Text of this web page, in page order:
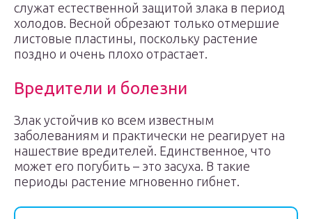
служат естественной защитой злака в период
холодов. Весной обрезают только отмершие
листовые пластины, поскольку растение
поздно и очень плохо отрастает.
Вредители и болезни
Злак устойчив ко всем известным
заболеваниям и практически не реагирует на
нашествие вредителей. Единственное, что
может его погубить – это засуха. В такие
периоды растение мгновенно гибнет.